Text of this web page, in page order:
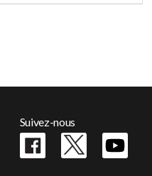
Suivez-nous